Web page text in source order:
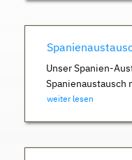
Unser Spanien-
Spanienaustausch
weiter lesen